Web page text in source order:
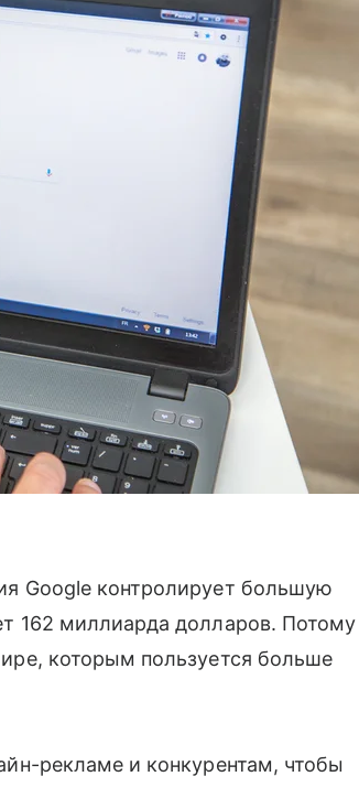
Google контролирует большую
162 миллиарда долларов. Потому
которым пользуется больше
рекламе и конкурентам, чтобы